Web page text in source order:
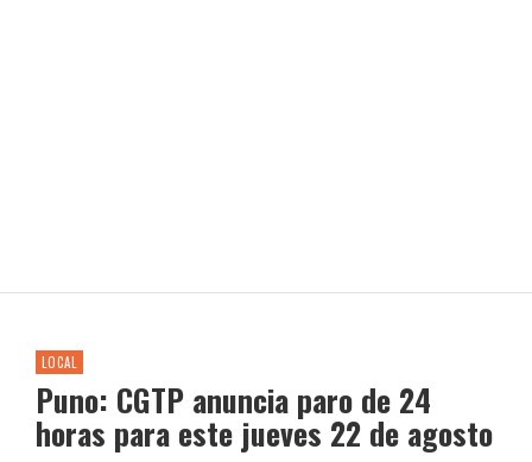
LOCAL
Puno: CGTP anuncia paro de 24
horas para este jueves 22 de agosto